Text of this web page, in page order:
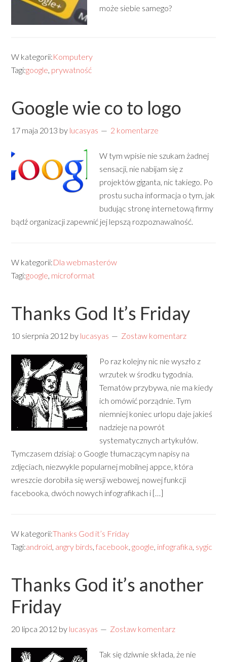
może siebie samego?
W kategorii:Komputery
Tagi:google, prywatność
Google wie co to logo
17 maja 2013 by lucasyas 2 komentarze
W tym wpisie nie szukam żadnej
sensacji, nie nabijam się z
projektów giganta, nic takiego. Po
prostu sucha informacja o tym, jak
budując stronę internetową firmy
bądź organizacji zapewnić jej lepszą rozpoznawalność.
W kategorii:Dla webmasterów
Tagi:google, microformat
Thanks God It’s Friday
10 sierpnia 2012 by lucasyas Zostaw komentarz
Po raz kolejny nic nie wyszło z
wrzutek w środku tygodnia.
Tematów przybywa, nie ma kiedy
ich omówić porządnie. Tym
niemniej koniec urlopu daje jakieś
nadzieje na powrót
systematycznych artykułów.
Tymczasem dzisiaj: o Google tłumaczącym napisy na
zdjęciach, niezwykle popularnej mobilnej appce, która
wreszcie dorobiła się wersji webowej, nowej funkcji
facebooka, dwóch nowych infografikach i […]
W kategorii:Thanks God it’s Friday
Tagi:android, angry birds,facebook,google, infografika, sygic
Thanks God it’s another
Friday
20 lipca 2012 by lucasyas Zostaw komentarz
Tak się dziwnie składa, że nie